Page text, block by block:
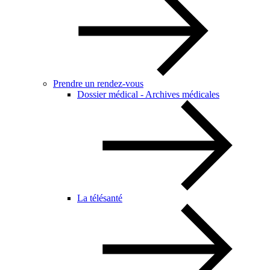
Prendre un rendez-vous
Dossier médical - Archives médicales
La télésanté